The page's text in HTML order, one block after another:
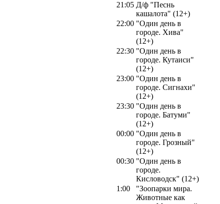
21:05 Д/ф "Песнь
кашалота" (12+)
22:00 "Один день в
городе. Хива"
(12+)
22:30 "Один день в
городе. Кутаиси"
(12+)
23:00 "Один день в
городе. Сигнахи"
(12+)
23:30 "Один день в
городе. Батуми"
(12+)
00:00 "Один день в
городе. Грозный"
(12+)
00:30 "Один день в
городе.
Кисловодск" (12+)
1:00
"Зоопарки мира.
Животные как